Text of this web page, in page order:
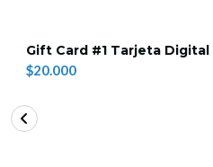
Gift Card #1 Tarjeta Digital
$20.000